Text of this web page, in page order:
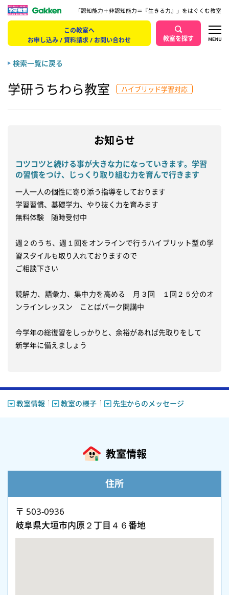
「認知能力＋非認知能力＝『生きる力』」をはぐくむ教室
この教室へ
お申し込み / 資料請求 / お問い合わせ
教室を探す
検索一覧に戻る
学研うちわら教室 ハイブリッド学習対応
お知らせ
コツコツと続ける事が大きな力になっていきます。学習
の習慣をつけ、じっくり取り組む力を育んで行きます
一人一人の個性に寄り添う指導をしております
学習習慣、基礎学力、やり抜く力を育みます
無料体験　随時受付中
週２のうち、週１回をオンラインで行うハイブリット型の学
習スタイルも取り入れておりますので
ご相談下さい
読解力、語彙力、集中力を高める　月３回　１回２５分のオ
ンラインレッスン　ことばパーク開講中
今学年の総復習をしっかりと、余裕があれば先取りをして
新学年に備えましょう
教室情報 教室の様子 先生からのメッセージ
教室情報
住所
〒 503-0936
岐阜県大垣市内原２丁目４６番地